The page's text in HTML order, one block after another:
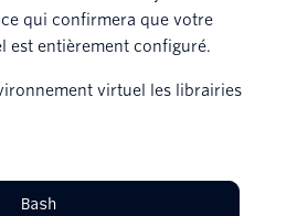
qui confirmera que votre
est entièrement configuré.
virtuel les librairies
Bash